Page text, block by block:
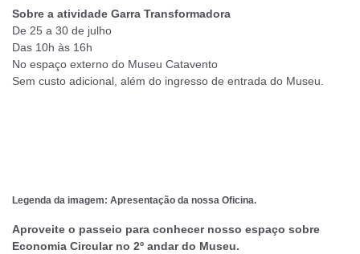
Sobre a atividade Garra Transformadora
De 25 a 30 de julho
Das 10h às 16h
No espaço externo do Museu Catavento
Sem custo adicional, além do ingresso de entrada do Museu.
Legenda da imagem: Apresentação da nossa Oficina.
Aproveite o passeio para conhecer nosso espaço sobre
Economia Circular no 2º andar do Museu.